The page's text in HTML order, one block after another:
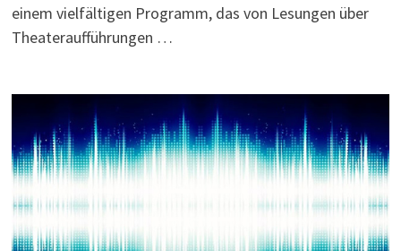
einem vielfältigen Programm, das von Lesungen über
Theateraufführungen …